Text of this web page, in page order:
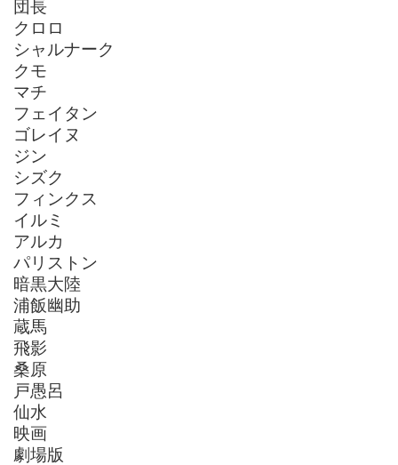
団長
クロロ
シャルナーク
クモ
マチ
フェイタン
ゴレイヌ
ジン
シズク
フィンクス
イルミ
アルカ
パリストン
暗黒大陸
浦飯幽助
蔵馬
飛影
桑原
戸愚呂
仙水
映画
劇場版